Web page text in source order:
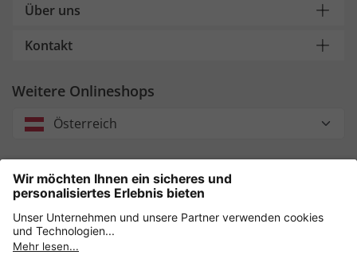
Über uns
Kontakt
Weitere Onlineshops
Österreich
Unsere Zahlungsarten
Sicher einkaufen mit